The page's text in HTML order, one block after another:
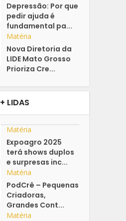
Depressão: Por que
pedir ajuda é
fundamental pa...
Matéria
Nova Diretoria da
LIDE Mato Grosso
Prioriza Cre...
+ LIDAS
Matéria
Expoagro 2025
terá shows duplos
e surpresas inc...
Matéria
PodCrê – Pequenas
Criadoras,
Grandes Cont...
Matéria